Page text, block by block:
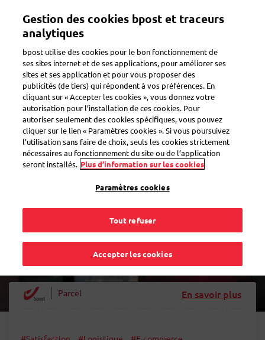
contenu
Toggle navigation
Retour
Parcel En savoir plus
Gestion des cookies bpost et traceurs
analytiques
bpost utilise des cookies pour le bon fonctionnement de
ses sites internet et de ses applications, pour améliorer ses
sites et ses application et pour vous proposer des
publicités (de tiers) qui répondent à vos préférences. En
cliquant sur « Accepter les cookies », vous donnez votre
autorisation pour l’installation de ces cookies. Pour
autoriser seulement des cookies spécifiques, vous pouvez
cliquer sur le lien « Paramètres cookies ». Si vous poursuivez
l’utilisation sans faire de choix, seuls les cookies strictement
nécessaires au fonctionnement du site ou de l’application
seront installés. Plus d’information sur les cookies
Paramètres cookies
Tout refuser
Accepter les cookies